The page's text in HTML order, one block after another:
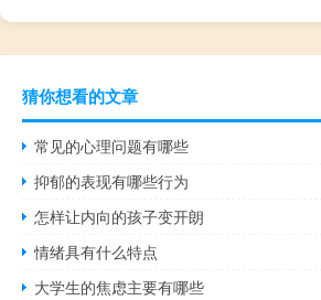
猜你想看的文章
常见的心理问题有哪些
抑郁的表现有哪些行为
怎样让内向的孩子变开朗
情绪具有什么特点
大学生的焦虑主要有哪些